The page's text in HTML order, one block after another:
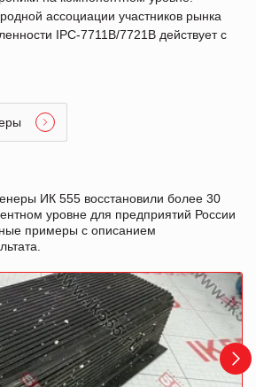
ассоциации участников рынка
IPC-7711B/7721B действует с
ИК 555 восстановили более 30
уровне для предприятий России
примеры с описанием